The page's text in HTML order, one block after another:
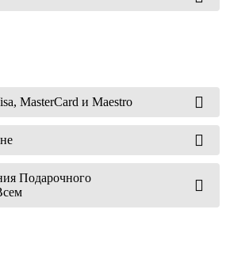
MasterCard и Maestro
Подарочного